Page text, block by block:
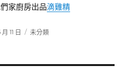
家廚房出品滴雞精
11 日
分
未分類